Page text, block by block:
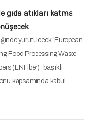
gıda atıkları katma
yürütülecek “European
Food Processing Waste
(ENFiber)” başlıklı
kapsamında kabul